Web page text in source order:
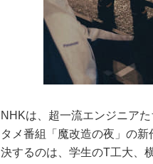
NHKは、超一流エンジニア
タメ番組「魔改造の夜」の
決するのは、学生のT工大、